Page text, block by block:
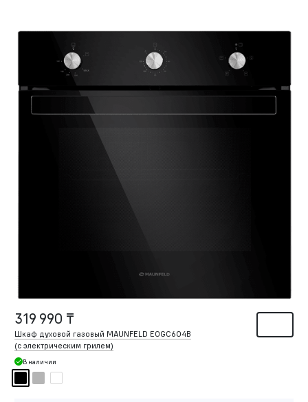
319 990 ₸
Шкаф духовой газовый MAUNFELD EOGC604B
(с электрическим грилем)
В наличии